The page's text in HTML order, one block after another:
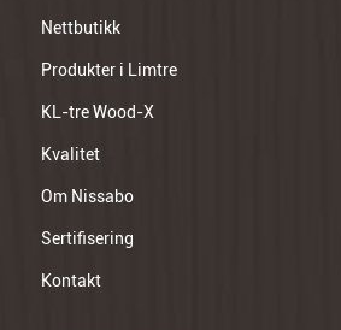
Nettbutikk
Produkter i Limtre
KL-tre Wood-X
Kvalitet
Om Nissabo
Sertifisering
Kontakt